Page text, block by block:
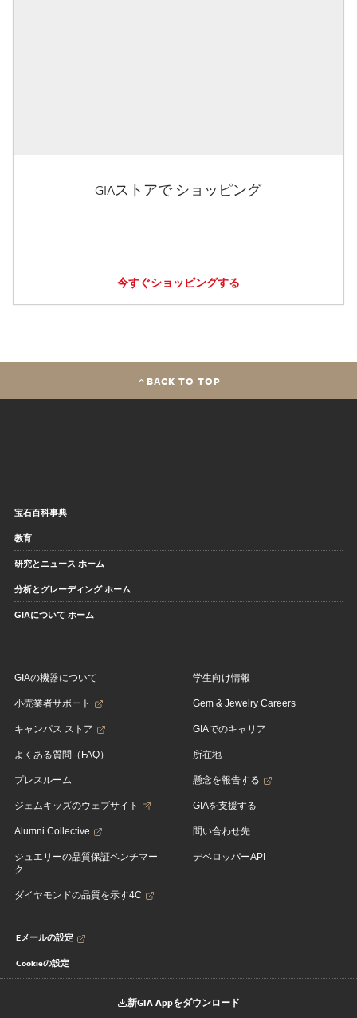
GIAストアで ショッピング
今すぐショッピングする
BACK TO TOP
宝石百科事典
教育
研究とニュース ホーム
分析とグレーディング ホーム
GIAについて ホーム
GIAの機器について
小売業者サポート
キャンパス ストア
よくある質問（FAQ）
プレスルーム
ジェムキッズのウェブサイト
Alumni Collective
ジュエリーの品質保証ベンチマー
ク
ダイヤモンドの品質を示す4C
学生向け情報
Gem & Jewelry Careers
GIAでのキャリア
所在地
懸念を報告する
GIAを支援する
問い合わせ先
デベロッパーAPI
Eメールの設定
Cookieの設定
新GIA Appをダウンロード